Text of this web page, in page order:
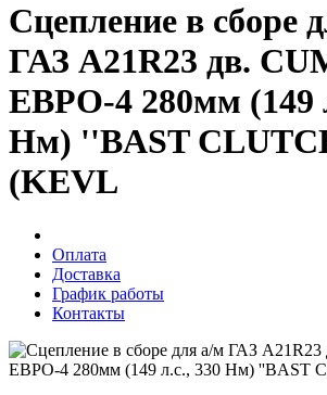
Сцепление в сборе
ГАЗ A21R23 дв.
ЕВРО-4 280мм (149
Нм) ''BAST
(KEVL
Оплата
Доставка
График работы
Контакты